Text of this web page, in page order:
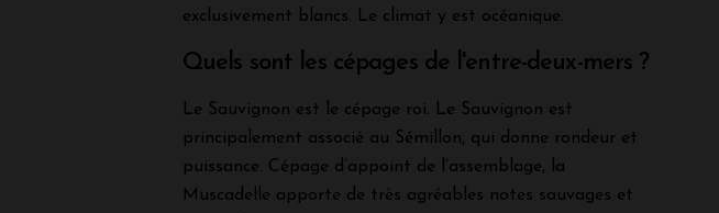
exclusivement blancs. Le climat y est océanique.
Quels sont les cépages de l'entre-deux-mers ?
Le Sauvignon est le cépage roi. Le Sauvignon est
principalement associé au Sémillon, qui donne rondeur et
puissance. Cépage d’appoint de l’assemblage, la
Muscadelle apporte de très agréables notes sauvages et